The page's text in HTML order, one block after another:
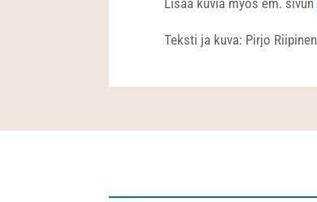
Lisää kuvia myös em. sivun
Teksti ja kuva: Pirjo Riipinen